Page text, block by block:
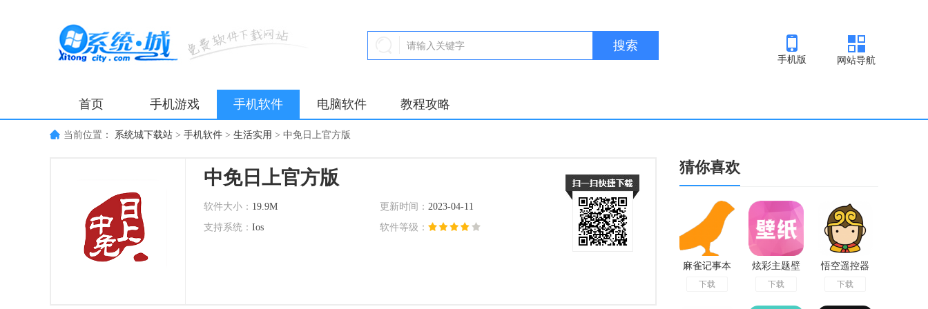
手机版 网站导航
首页 手机游戏 手机软件 电脑软件 教程攻略
当前位置： 系统城下载站 > 手机软件 > 生活实用 > 中免日上官方版
中免日上官方版
软件大小： 19.9M 更新时间： 2023-04-11
支持系统： Ios 软件等级：
猜你喜欢
麻雀记事本
官网版
下载
炫彩主题壁
纸免费版
下载
悟空遥控器
官方版
下载